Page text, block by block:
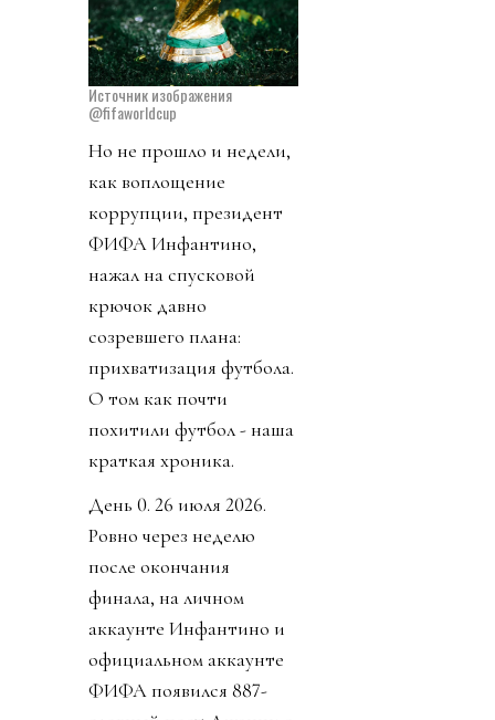
Источник изображения
@fifaworldcup
Но не прошло и недели,
как воплощение
коррупции, президент
ФИФА Инфантино,
нажал на спусковой
крючок давно
созревшего плана:
прихватизация футбола.
О том как почти
похитили футбол - наша
краткая хроника.
День 0. 26 июля 2026.
Ровно через неделю
после окончания
финала, на личном
аккаунте Инфантино и
официальном аккаунте
ФИФА появился 887-